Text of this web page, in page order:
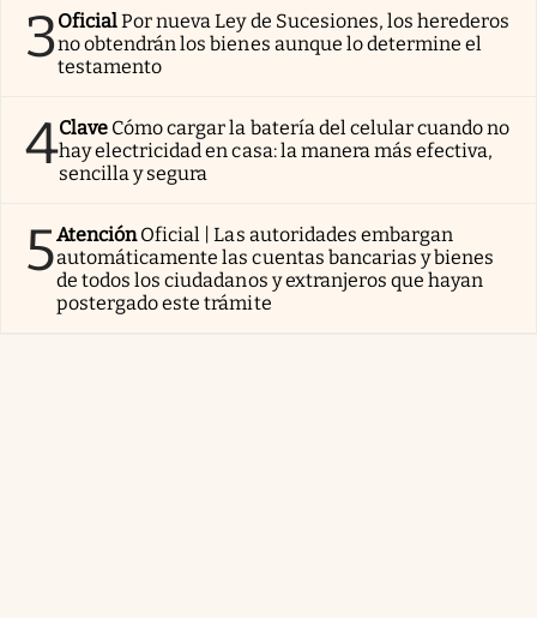
3OficialPor nueva Ley de Sucesiones, los herederos
no obtendrán los bienes aunque lo determine el
testamento
4Clave Cómo cargar la batería del celular cuando no
hay electricidad en casa: la manera más efectiva,
sencilla y segura
5AtenciónOficial | Las autoridades embargan
automáticamente las cuentas bancarias y bienes
de todos los ciudadanos y extranjeros que hayan
postergado este trámite